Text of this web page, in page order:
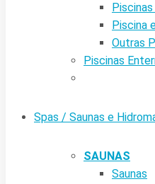
Piscina
Outras
Piscinas
Spas / Saunas e
SAUNAS
Saunas